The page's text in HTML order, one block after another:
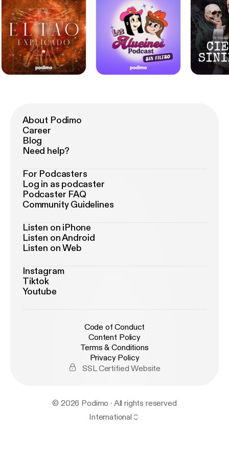
About Podimo
Career
Blog
Need help?
For Podcasters
Log in as podcaster
Podcaster FAQ
Community Guidelines
Listen on iPhone
Listen on Android
Listen on Web
Instagram
Tiktok
Youtube
Code of Conduct
Content Policy
Terms & Conditions
Privacy Policy
SSL Certified Website
© 2026 Podimo · All rights reserved
International